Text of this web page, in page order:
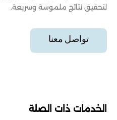
لتحقيق نتائج ملموسة وسريعة.
تواصل معنا
الخدمات ذات الصلة